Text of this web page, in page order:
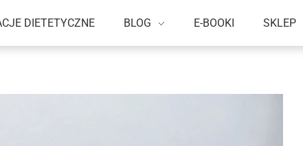
DIETETYCZNE BLOG E-BOOKI SKLEP